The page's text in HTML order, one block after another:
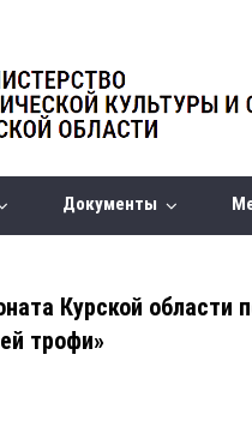
Документы
Курской области
трофи»